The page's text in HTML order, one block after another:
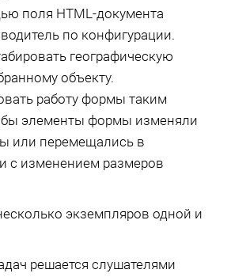
поля HTML-документа
по конфигурации.
географическую
объекту.
работу формы таким
элементы формы изменяли
или перемещались в
с изменением размеров
экземпляров одной и
решается слушателями